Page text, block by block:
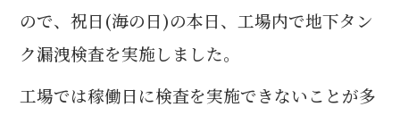
ので、祝日(海の日)の本日、工場内で地下タン
ク漏洩検査を実施しました。
工場では稼働日に検査を実施できないことが多